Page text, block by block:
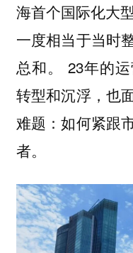
海首个国际化大
一度相当于当时
总和。 23年的
转型和沉浮，也
难题：如何紧跟
者。